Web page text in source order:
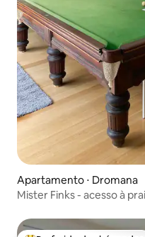
Apartamento ⋅ Dromana
Mister Finks - acesso à